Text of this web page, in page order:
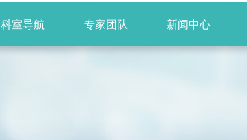
科室导航 专家团队 新闻中心